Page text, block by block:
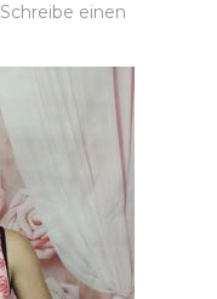
Schreibe einen